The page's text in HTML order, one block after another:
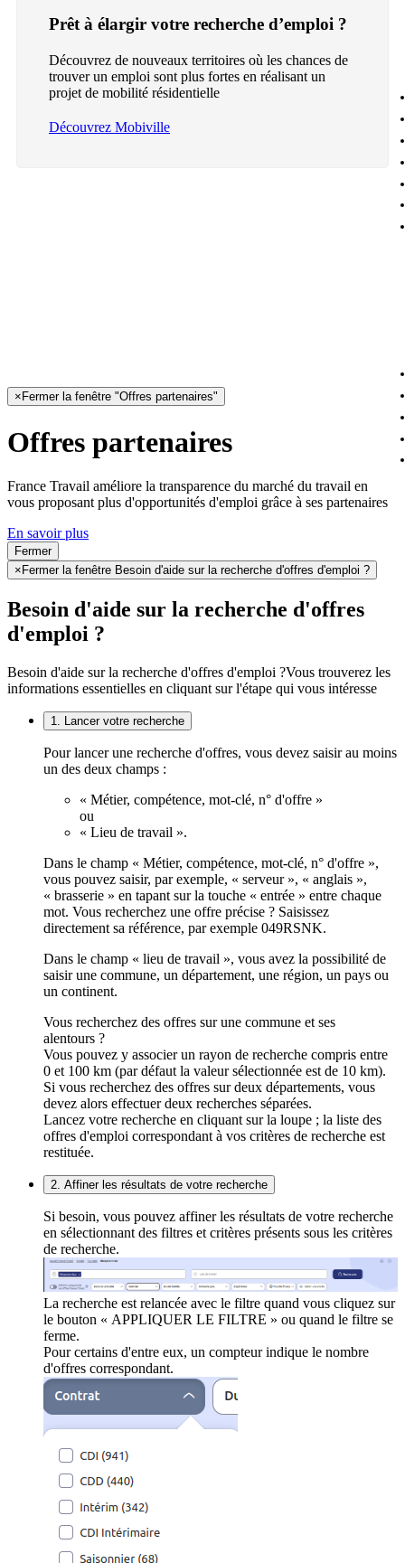
Prêt à élargir votre recherche d’emploi ?
Découvrez de nouveaux territoires où les chances de
trouver un emploi sont plus fortes en réalisant un
projet de mobilité résidentielle
Découvrez Mobiville
× Fermer la fenêtre "Offres partenaires"
Offres partenaires
France Travail améliore la transparence du marché du travail en
vous proposant plus d'opportunités d'emploi grâce à ses partenaires
En savoir plus
Fermer
× Fermer la fenêtre Besoin d'aide sur la recherche d'offres d'emploi ?
Besoin d'aide sur la recherche d'offres
d'emploi ?
Besoin d'aide sur la recherche d'offres d'emploi ?Vous trouverez les
informations essentielles en cliquant sur l'étape qui vous intéresse
1. Lancer votre recherche
Pour lancer une recherche d'offres, vous devez saisir au moins
un des deux champs :
« Métier, compétence, mot-clé, n° d'offre »
ou
« Lieu de travail ».
Dans le champ « Métier, compétence, mot-clé, n° d'offre »,
vous pouvez saisir, par exemple, « serveur », « anglais »,
« brasserie » en tapant sur la touche « entrée » entre chaque
mot. Vous recherchez une offre précise ? Saisissez
directement sa référence, par exemple 049RSNK.
Dans le champ « lieu de travail », vous avez la possibilité de
saisir une commune, un département, une région, un pays ou
un continent.
Vous recherchez des offres sur une commune et ses
alentours ?
Vous pouvez y associer un rayon de recherche compris entre
0 et 100 km (par défaut la valeur sélectionnée est de 10 km).
Si vous recherchez des offres sur deux départements, vous
devez alors effectuer deux recherches séparées.
Lancez votre recherche en cliquant sur la loupe ; la liste des
offres d'emploi correspondant à vos critères de recherche est
restituée.
2. Affiner les résultats de votre recherche
Si besoin, vous pouvez affiner les résultats de votre recherche
en sélectionnant des filtres et critères présents sous les critères
de recherche.
La recherche est relancée avec le filtre quand vous cliquez sur
le bouton « APPLIQUER LE FILTRE » ou quand le filtre se
ferme.
Pour certains d'entre eux, un compteur indique le nombre
d'offres correspondant.